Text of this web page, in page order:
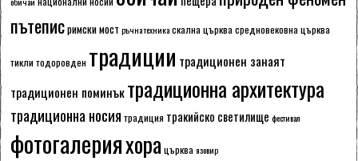
пътеписримски мост ръчна техника скална църква средновековна църква
тикли тодоровден традиции традиционен занаят
традиционен поминъктрадиционна архитектура
традиционна носия традиция тракийско светилище фестивал
фотогалерияхора църква язовир